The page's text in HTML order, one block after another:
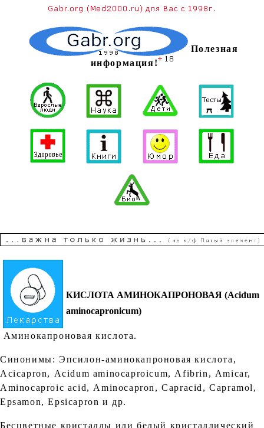
Полезная
информация!
КИСЛОТА АМИНОКАПРОНОВАЯ (Асidum
aminocapronicum)
Аминокапроновая кислота.
Синонимы: Эпсилон-аминокапроновая кислота,
Асiсарron, Асidum аminocaproicum, Аfibrin, Аmicar,
Аminocaproic асid, Аminocapron, Сарracid, Сарramol,
Еpsamon, Ерsicapron и др.
Бесцветные кристаллы или белый кристаллический